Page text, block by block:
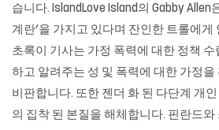
습니다. IslandLove Island의 Gabby Allen
계란’을 가지고 있다며 잔인한 트롤에게
초록이 기사는 가정 폭력에 대한 정책 수
하고 알려주는 성 및 폭력에 대한 가정
비판합니다. 또한 젠더 화 된 다단계 개
의 집착 된 본질을 해체합니다. 핀란드